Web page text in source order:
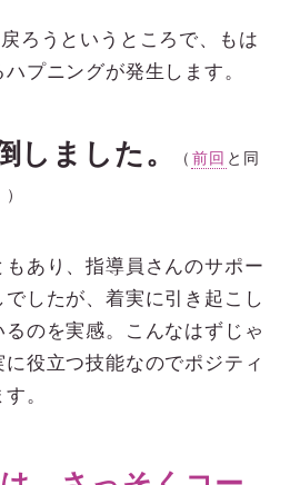
ろうというところで、もは
プニングが発生します。
しました。 （ 前回 と同
あり、指導員さんのサポー
でしたが、着実に引き起こし
のを実感。こんなはずじゃ
役立つ技能なのでポジティ
。